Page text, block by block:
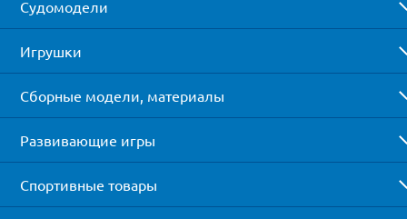
Судомодели
Игрушки
Сборные модели, материалы
Развивающие игры
Спортивные товары